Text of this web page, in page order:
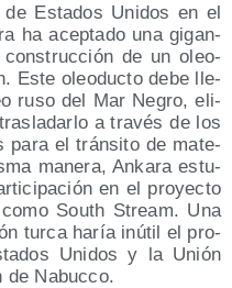
Esta­dos Uni­dos en el
ha acep­ta­do una gigan­
de un oleo­
Este oleo­duc­to debe lle­
ruso del Mar Negro, eli­
a tra­vés de los
para el trán­si­to de mate­
mane­ra, Anka­ra estu­
en el pro­yec­to
South Stream. Una
tur­ca haría inú­til el pro­
Uni­dos y la Unión
de Nabucco.